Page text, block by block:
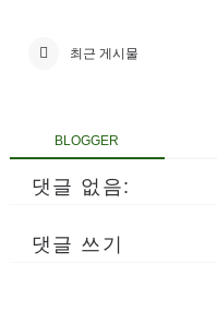
최근 게시물
BLOGGER
댓글 없음:
댓글 쓰기